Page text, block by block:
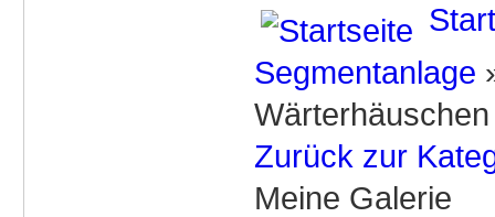
Segmentanlage
Zurück zur
Meine Galerie